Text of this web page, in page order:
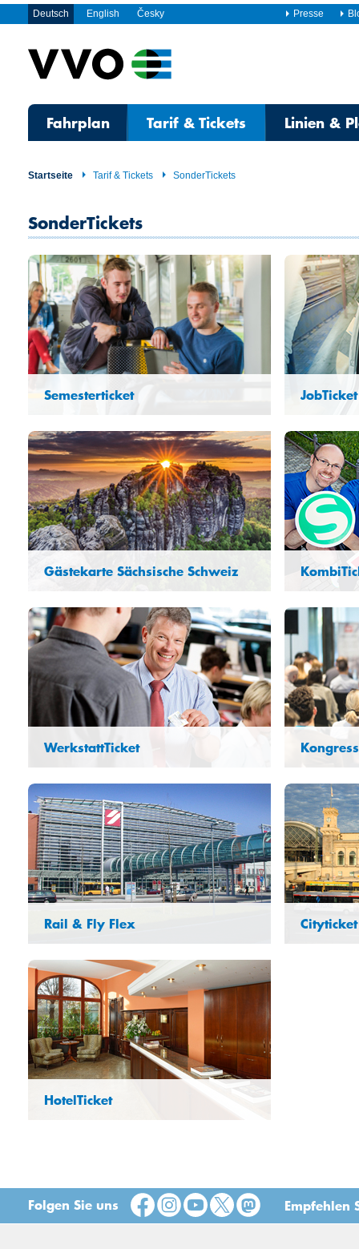
Deutsch English Česky Presse
Fahrplan Tarif & Tickets Linien &
Startseite Tarif & Tickets SonderTickets
SonderTickets
Semesterticket
Gästekarte Sächsische Schweiz
WerkstattTicket
Rail & Fly Flex
HotelTicket
JobTicket
Folgen Sie uns Empfehlen